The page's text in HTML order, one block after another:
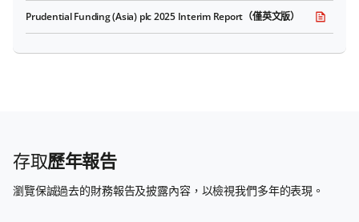
Prudential Funding (Asia) plc 2025 Interim Report（僅英文版）
存取歷年報告
瀏覽保誠過去的財務報告及披露內容，以檢視我們多年的表現。